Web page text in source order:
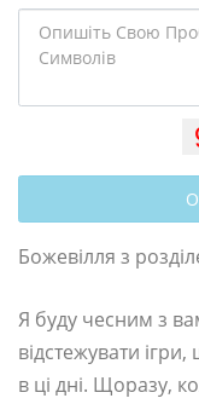
Божевілля з
Я буду чесним з
відстежувати
в ці дні. Щоразу,